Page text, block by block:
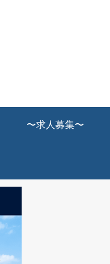
〜求人募集〜